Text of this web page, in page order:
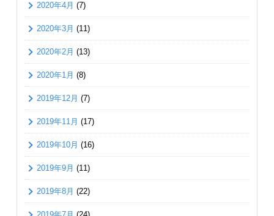
2020年4月 (7)
2020年3月 (11)
2020年2月 (13)
2020年1月 (8)
2019年12月 (7)
2019年11月 (17)
2019年10月 (16)
2019年9月 (11)
2019年8月 (22)